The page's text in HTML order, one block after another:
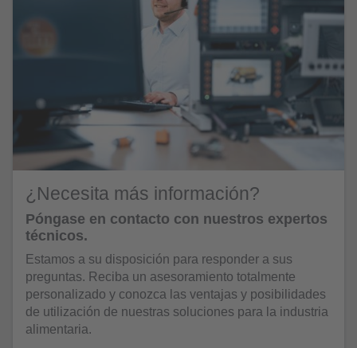
¿Necesita más información?
Póngase en contacto con nuestros expertos
técnicos.
Estamos a su disposición para responder a sus
preguntas. Reciba un asesoramiento totalmente
personalizado y conozca las ventajas y posibilidades
de utilización de nuestras soluciones para la industria
alimentaria.